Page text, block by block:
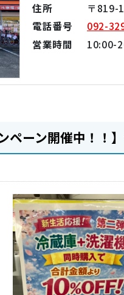
住所
〒819-
電話番号
092-
営業時間
10:00-
ペーン開催中！！